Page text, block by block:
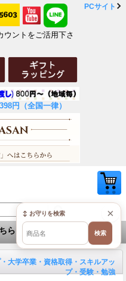
ウントをご活用下さ
円（全国一律）
PCサイト
ら お問い合せ
大学卒業・資格取得・スキルアッ
プ・受験・勉強
×
↕ お守りを検索
検索